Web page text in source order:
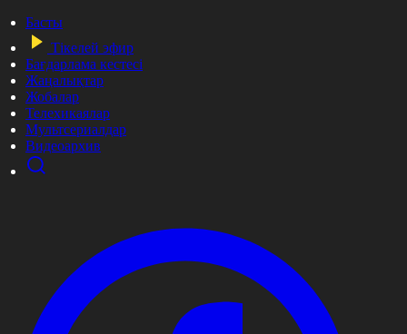
Басты
Тікелей эфир
Бағдарлама кестесі
Жаңалықтар
Жобалар
Телехикаялар
Мультсериалдар
Видеоархив